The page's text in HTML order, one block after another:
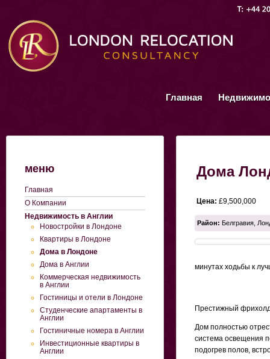
Главная
меню
Главная
О Компании
Недвижимость в Англии
Новостройки в Лондоне
Квартиры в Лондоне
Дома в Лондоне
Дома в Англии
Коммерческая недвижимость
в Англии
Гостиницы и отели в Лондоне
Студенческие апартаменты в
Англии
Гостиничные номера в Англии
Инвестиционные квартиры в
Англии
Дома
Цена: £9,500,000
Район: Белгравия,
минутах ходьбы к
Престижный
Дом полностью
система освещения
подогрев полов,